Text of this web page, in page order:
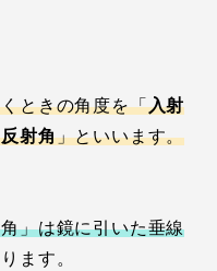
ときの角度を「入射
反射角」といいます。
」は鏡に引いた垂線
ます。